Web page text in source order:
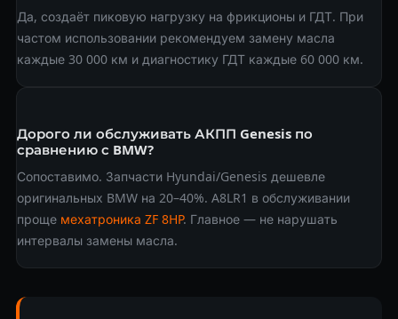
Да, создаёт пиковую нагрузку на фрикционы и ГДТ. При
частом использовании рекомендуем замену масла
каждые 30 000 км и диагностику ГДТ каждые 60 000 км.
Дорого ли обслуживать АКПП Genesis по
сравнению с BMW?
Сопоставимо. Запчасти Hyundai/Genesis дешевле
оригинальных BMW на 20–40%. A8LR1 в обслуживании
проще мехатроника ZF 8HP. Главное — не нарушать
интервалы замены масла.